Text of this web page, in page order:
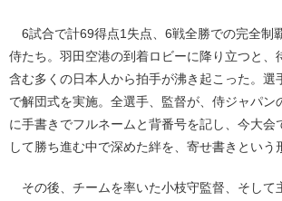
6試合で計69得点1失点、6戦全勝での完全制
侍たち。羽田空港の到着ロビーに降り立つと、
含む多くの日本人から拍手が沸き起こった。選
で解団式を実施。全選手、監督が、侍ジャパン
に手書きでフルネームと背番号を記し、今大会
して勝ち進む中で深めた絆を、寄せ書きという
その後、チームを率いた小枝守監督、そして